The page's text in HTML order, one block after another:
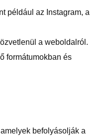
például az Instagram, a
a weboldalról.
formátumokban és
befolyásolják a